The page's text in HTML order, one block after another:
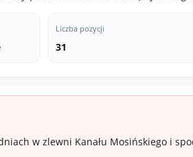
Liczba pozycji
31
w zlewni Kanału Mosińskiego i